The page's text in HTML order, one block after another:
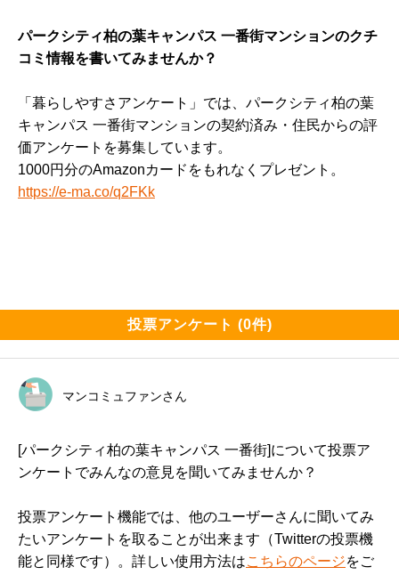
パークシティ柏の葉キャンパス 一番街マンションのクチ
コミ情報を書いてみませんか？
「暮らしやすさアンケート」では、パークシティ柏の葉
キャンパス 一番街マンションの契約済み・住民からの評
価アンケートを募集しています。
1000円分のAmazonカードをもれなくプレゼント。
https://e-ma.co/q2FKk
投票アンケート (0件)
マンコミュファンさん
[パークシティ柏の葉キャンパス 一番街]について投票ア
ンケートでみんなの意見を聞いてみませんか？
投票アンケート機能では、他のユーザーさんに聞いてみ
たいアンケートを取ることが出来ます（Twitterの投票機
能と同様です）。詳しい使用方法はこちらのページをご